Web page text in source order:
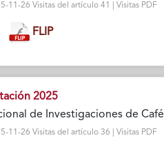
11-26 Visitas del artículo 41 | Visitas PDF
FLIP
2025
de Investigaciones de Café
11-26 Visitas del artículo 36 | Visitas PDF